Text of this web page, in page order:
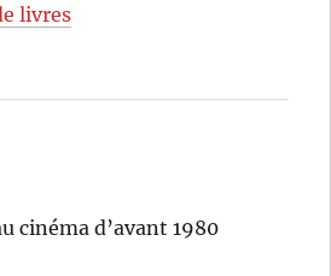
livres
cinéma d’avant 1980